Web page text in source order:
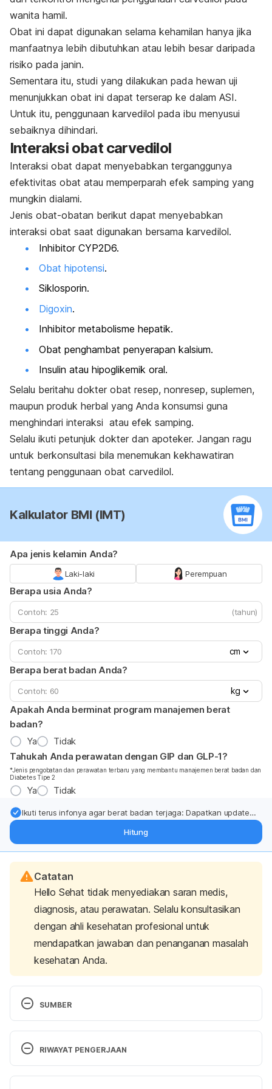
wanita hamil.
Obat ini dapat digunakan selama kehamilan hanya jika
manfaatnya lebih dibutuhkan atau lebih besar daripada
risiko pada janin.
Sementara itu, studi yang dilakukan pada hewan uji
menunjukkan obat ini dapat terserap ke dalam ASI.
Untuk itu, penggunaan karvedilol pada ibu menyusui
sebaiknya dihindari.
Interaksi obat carvedilol
Interaksi obat dapat menyebabkan terganggunya
efektivitas obat atau memperparah efek samping yang
mungkin dialami.
Jenis obat-obatan berikut dapat menyebabkan
interaksi obat saat digunakan bersama karvedilol.
Inhibitor CYP2D6.
Obat hipotensi.
Siklosporin.
Digoxin.
Inhibitor metabolisme hepatik.
Obat penghambat penyerapan kalsium.
Insulin atau hipoglikemik oral.
Selalu beritahu dokter obat resep, nonresep, suplemen,
maupun produk herbal yang Anda konsumsi guna
menghindari interaksi atau efek samping.
Selalu ikuti petunjuk dokter dan apoteker. Jangan ragu
untuk berkonsultasi bila menemukan kekhawatiran
tentang penggunaan obat carvedilol.
Kalkulator BMI (IMT)
Apa jenis kelamin Anda?
Laki-laki Perempuan
Berapa usia Anda?
(tahun)
Berapa tinggi Anda?
cm
Berapa berat badan Anda?
kg
Apakah Anda berminat program manajemen berat
badan?
Ya
Tidak
Tahukah Anda perawatan dengan GIP dan GLP-1?
*Jenis pengobatan dan perawatan terbaru yang membantu manajemen berat badan dan
Diabetes Tipe 2
Ya Tidak
Ikuti terus infonya agar berat badan terjaga: Dapatkan update
Hitung
Catatan
Hello Sehat tidak menyediakan saran medis,
diagnosis, atau perawatan. Selalu konsultasikan
dengan ahli kesehatan profesional untuk
mendapatkan jawaban dan penanganan masalah
kesehatan Anda.
SUMBER
DailyMed – carvedilol- Carvedilol tablet, coated for
RIWAYAT PENGERJAAN